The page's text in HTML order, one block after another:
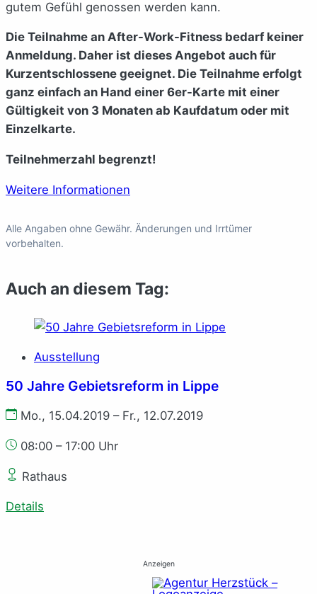
gutem Gefühl genossen werden kann.
Die Teilnahme an After-Work-Fitness bedarf keiner
Anmeldung. Daher ist dieses Angebot auch für
Kurzentschlossene geeignet. Die Teilnahme erfolgt
ganz einfach an Hand einer 6er-Karte mit einer
Gültigkeit von 3 Monaten ab Kaufdatum oder mit
Einzelkarte.
Teilnehmerzahl begrenzt!
Weitere Informationen
Alle Angaben ohne Gewähr. Änderungen und Irrtümer
vorbehalten.
Auch an diesem Tag:
Ausstellung
50 Jahre Gebietsreform in Lippe
Mo., 15.04.2019 – Fr., 12.07.2019
08:00 – 17:00 Uhr
Rathaus
Details
Anzeigen